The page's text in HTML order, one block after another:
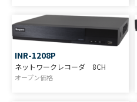
INR-1208P
ネットワークレコーダ 8CH
オープン価格